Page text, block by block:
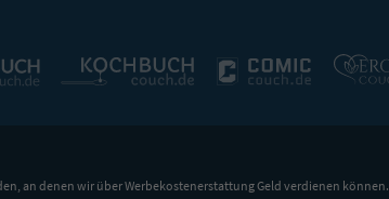
an denen wir über Werbekostenerstattung Geld verdienen können.